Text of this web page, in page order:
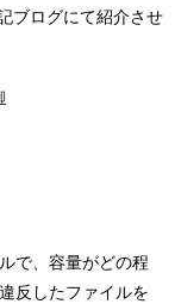
ブログにて紹介させ
で、容量がどの程
反したファイルを